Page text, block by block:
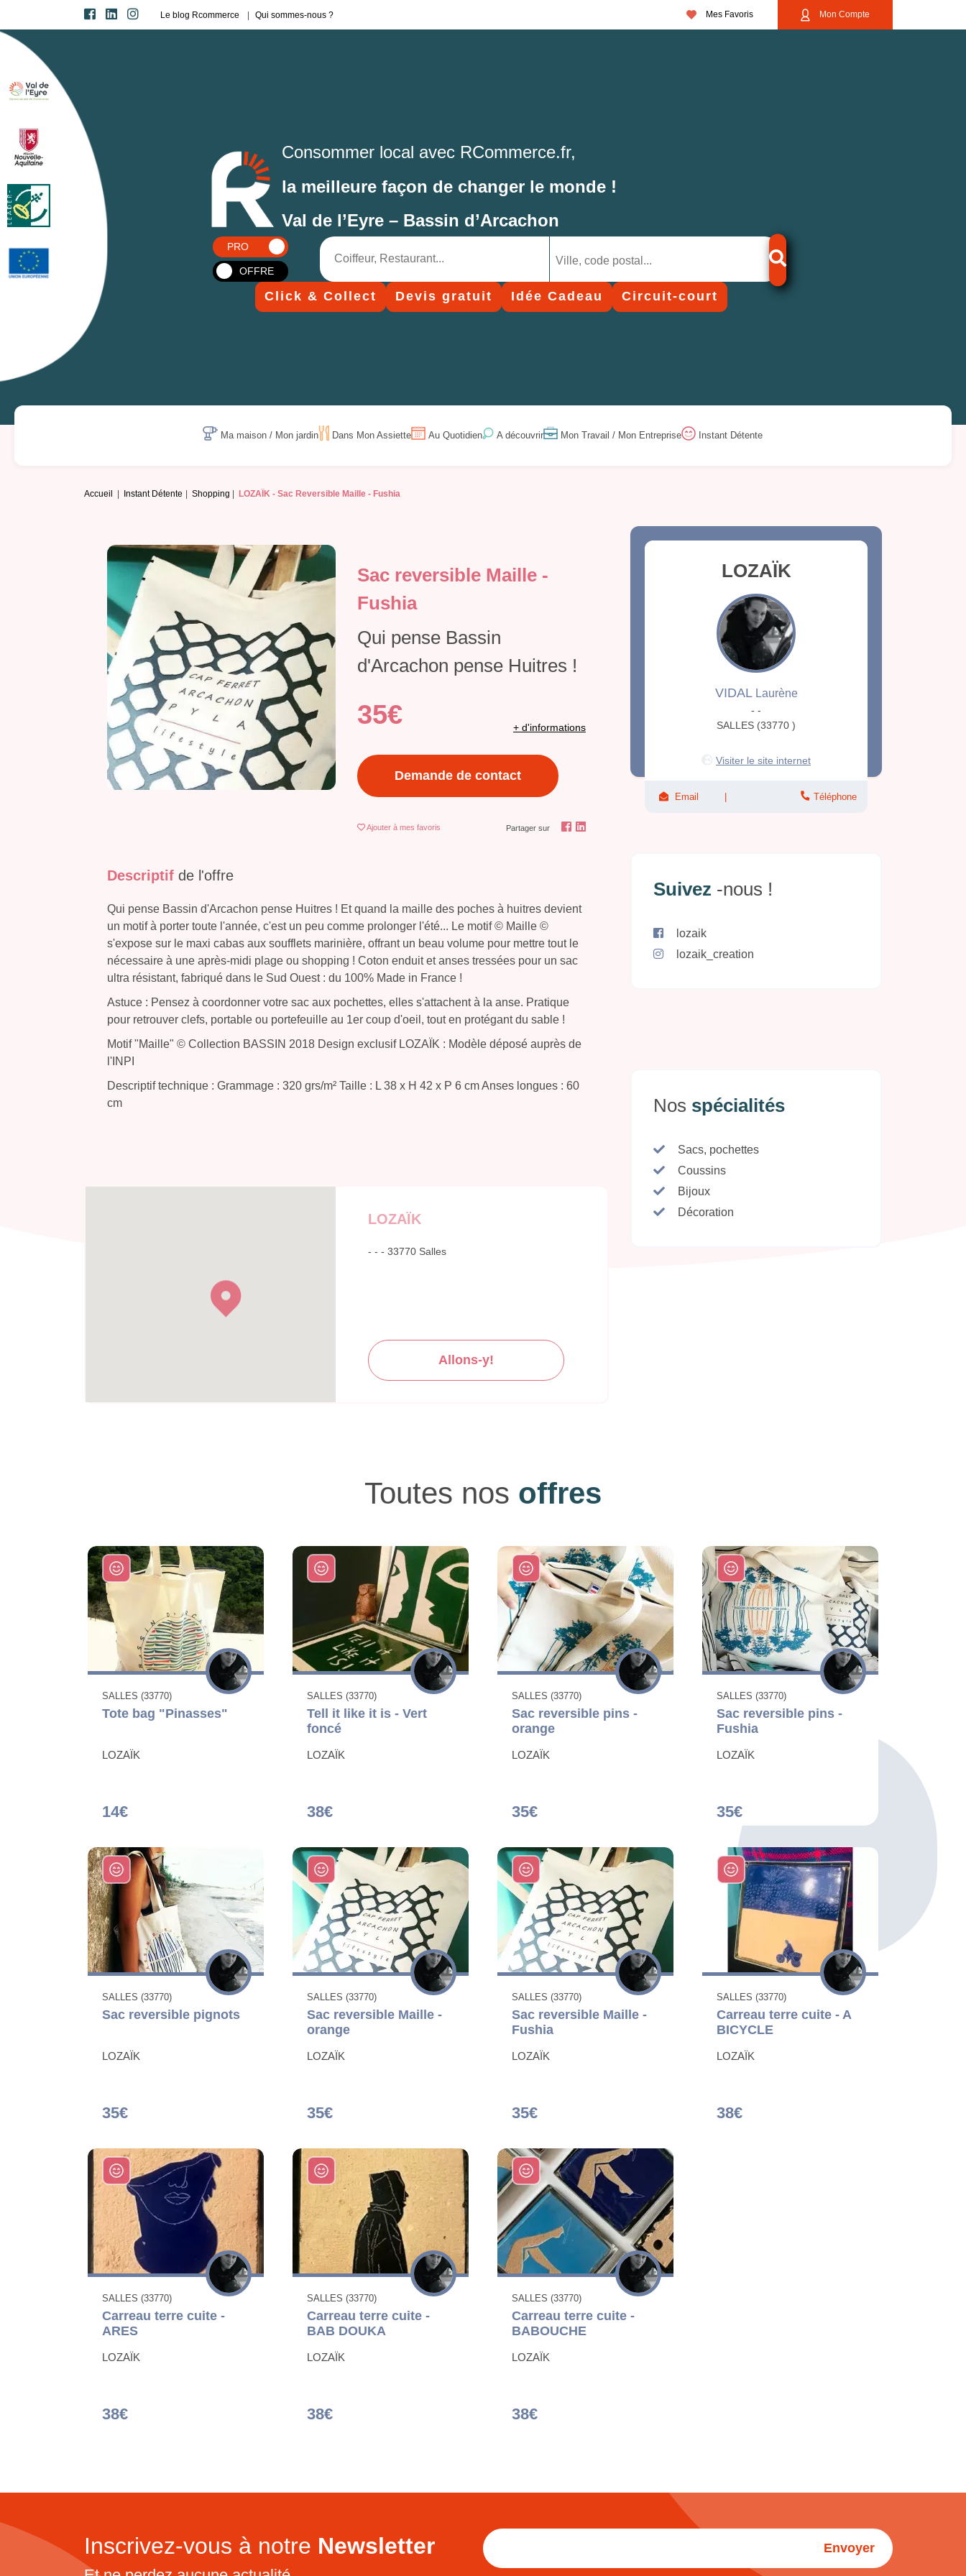
Le blog Rcommerce Qui sommes-nous ? Mes Favoris Mon Compte
Consommer local avec RCommerce.fr,
la meilleure façon de changer le monde !
Val de l’Eyre – Bassin d’Arcachon
PRO
OFFRE
Click & Collect Devis gratuit Idée Cadeau Circuit-court
Ma maison / Mon jardin Dans Mon Assiette Au Quotidien A découvrir Mon Travail / Mon Entreprise Instant Détente
Accueil Instant Détente Shopping LOZAÏK -Sac Reversible Maille - Fushia
Sac reversible Maille -
Fushia
Qui pense Bassin
d'Arcachon pense Huitres !
35€ + d'informations
Demande de contact
Ajouter à mes favoris Partager sur
Descriptif de l'offre
Qui pense Bassin d'Arcachon pense Huitres ! Et quand la maille des poches à huitres devient
un motif à porter toute l'année, c'est un peu comme prolonger l'été... Le motif © Maille ©
s'expose sur le maxi cabas aux soufflets marinière, offrant un beau volume pour mettre tout le
nécessaire à une après-midi plage ou shopping ! Coton enduit et anses tressées pour un sac
ultra résistant, fabriqué dans le Sud Ouest : du 100% Made in France !
Astuce : Pensez à coordonner votre sac aux pochettes, elles s'attachent à la anse. Pratique
pour retrouver clefs, portable ou portefeuille au 1er coup d'oeil, tout en protégant du sable !
Motif "Maille" © Collection BASSIN 2018 Design exclusif LOZAÏK : Modèle déposé auprès de
l'INPI
Descriptif technique : Grammage : 320 grs/m² Taille : L 38 x H 42 x P 6 cm Anses longues : 60
cm
LOZAÏK
- - - 33770 Salles
Allons-y!
LOZAÏK
VIDAL Laurène
- -
SALLES (33770 )
Visiter le site internet
Email Téléphone
Suivez -nous !
lozaik
lozaik_creation
Nos spécialités
Sacs, pochettes
Coussins
Bijoux
Décoration
Toutes nos offres
SALLES (33770)
Tote bag "Pinasses"
LOZAÏK
14€
SALLES (33770)
Tell it like it is - Vert
foncé
LOZAÏK
38€
SALLES (33770)
Sac reversible pins -
orange
LOZAÏK
35€
SALLES (33770)
Sac reversible pins -
Fushia
LOZAÏK
35€
SALLES (33770)
Sac reversible pignots
LOZAÏK
35€
SALLES (33770)
Sac reversible Maille -
orange
LOZAÏK
35€
SALLES (33770)
Sac reversible Maille -
Fushia
LOZAÏK
35€
SALLES (33770)
Carreau terre cuite - A
BICYCLE
LOZAÏK
38€
SALLES (33770)
Carreau terre cuite -
ARES
LOZAÏK
38€
SALLES (33770)
Carreau terre cuite -
BAB DOUKA
LOZAÏK
38€
SALLES (33770)
Carreau terre cuite -
BABOUCHE
LOZAÏK
38€
Inscrivez-vous à notre Newsletter Envoyer